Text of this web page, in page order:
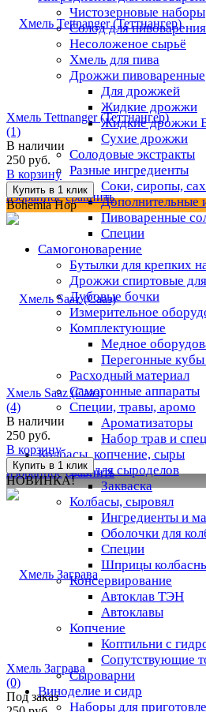
Чистозерновые наборы
Солод для пивоварения
Несоложеное сырьё
Хмель для пива
Дрожжи пивоваренные
Для дрожжей
Жидкие дрожжи
Жидкие дрожжи
Сухие дрожжи
Солодовые экстракты
Разные ингредиенты
Соки, сиропы,
Дополнительные
Пивоваренные
Специи
Самогоноварение
Бутылки для крепких
Дрожжи спиртовые
Дубовые бочки
Измерительное
Комплектующие
Медное
Перегонные
Расходный материал
Самогонные аппараты
Специи, травы, аромо
Ароматизаторы
Набор трав и
Колбасы, копчение, сыры
Всё для сыроделов
Закваска
Колбасы, сыровял
Ингредиенты и
Оболочки для
Специи
Шприцы
Консервирование
Автоклав ТЭН
Автоклавы
Копчение
Коптильни с
Сопутствующие
Сыроварни
Виноделие и сидр
Наборы для
избранное сравнить
Хмель Tettnanger (Теттнангер)
(1)
В наличии
250 руб.
В корзину
Bohemia Hop
избранное сравнить
Хмель Saaz (Сааз)
(4)
В наличии
250 руб.
В корзину
НОВИНКА!
Хмель Заграва
(0)
Под заказ